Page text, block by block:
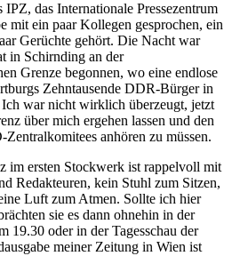
das Internationale Pressezentrum
mit ein paar Kollegen gesprochen, ein
Gerüchte gehört. Die Nacht war
in Schirnding an der
Grenze begonnen, wo eine endlose
Zehntausende DDR-Bürger in
war nicht wirklich überzeugt, jetzt
über mich ergehen lassen und den
anhören zu müssen.
im ersten Stockwerk ist rappelvoll mit
Redakteuren, kein Stuhl zum Sitzen,
Luft zum Atmen. Sollte ich hier
sie es dann ohnehin in der
19.30 oder in der Tagesschau der
meiner Zeitung in Wien ist